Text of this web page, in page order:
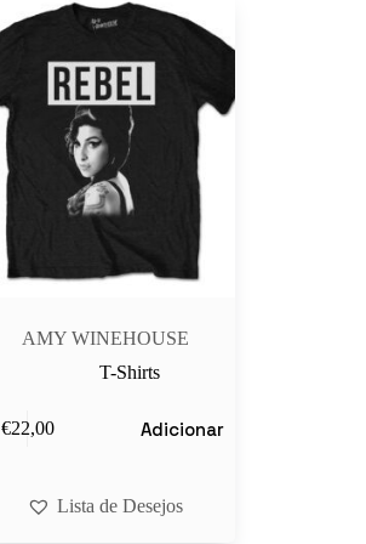
AMY WINEHOUSE
T-Shirts
€22,00 Adicionar
Lista de Desejos